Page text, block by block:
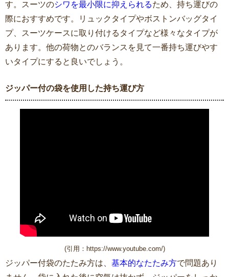
す。スーツのシワを最小限に抑えられるため、持ち運びの
際におすすめです。リュックタイプやボストンバッグタイ
プ、スーツケースに取り付けるタイプなど様々なタイプが
あります。他の荷物とのバランスを見て一番持ち運びやす
いタイプにすると良いでしょう。
ジッパー付の袋を使用した持ち運び方
(引用：https://www.youtube.com/)
ジッパー付袋のたたみ方は、 基本的なたたみ方で問題あり